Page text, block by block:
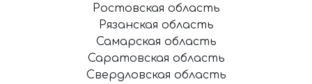
Ростовская область
Рязанская область
Самарская область
Саратовская область
Свердловская область